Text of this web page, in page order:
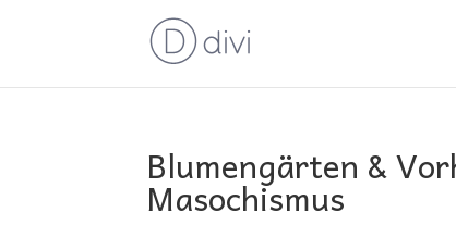
Blumengärten &
Masochismus